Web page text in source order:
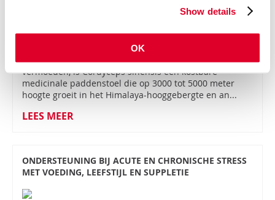
Show details
OK
Anders dan de populaire HBO-serie The Last of Us doet
vermoeden, is Cordyceps sinensis een kostbare
medicinale paddenstoel die op 3000 tot 5000 meter
hoogte groeit in het Himalaya-hooggebergte en an...
LEES MEER
ONDERSTEUNING BIJ ACUTE EN CHRONISCHE STRESS
MET VOEDING, LEEFSTIJL EN SUPPLETIE